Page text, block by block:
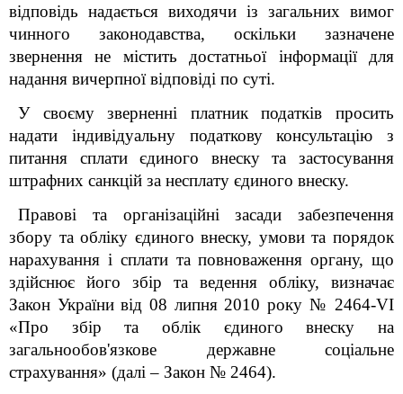
відповідь надається виходячи із загальних вимог
чинного законодавства, оскільки зазначене
звернення не містить достатньої інформації для
надання вичерпної відповіді по суті.
У своєму зверненні платник податків просить
надати індивідуальну податкову консультацію з
питання сплати єдиного внеску та застосування
штрафних санкцій за несплату єдиного внеску.
Правові та організаційні засади забезпечення
збору та обліку єдиного внеску, умови та порядок
нарахування і сплати та повноваження органу, що
здійснює його збір та ведення обліку, визначає
Закон України від 08 липня 2010 року № 2464-VI
«Про збір та облік єдиного внеску на
загальнообов'язкове державне соціальне
страхування» (далі – Закон № 2464).